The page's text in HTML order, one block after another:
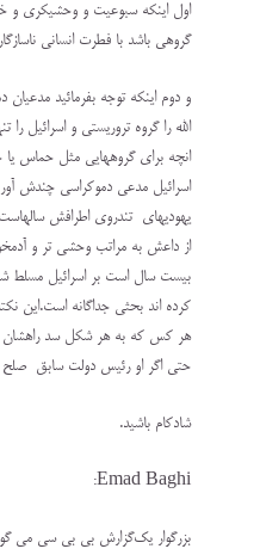
اول اینکه سبوعیت و وحشیکری
گروهی باشد با فطرت انسانی
و دوم اینکه توجه بفرمائید
الله را گروه تروریستی و اسرائیل را
انچه برای گروههایی مثل حماس
اسرائیل مدعی دموکراسی چندش آور
یهودیهای تندروی اطرافش
از داعش به مراتب وحشی تر و
بیست سال است بر اسرائیل مسلط
کرده اند بحثی جداگانه است.این
هر کس که به هر شکل سد راهشان
حتی اگر او رئیس دولت سابق صلح
شادکام باشید.
Emad Baghi: